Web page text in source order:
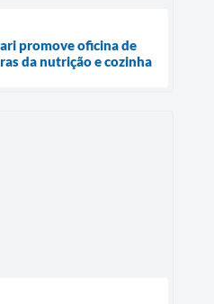
promove oficina de
da nutrição e cozinha